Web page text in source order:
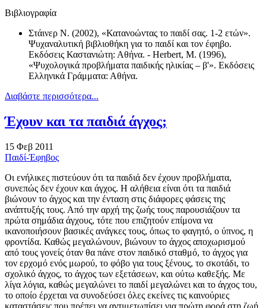
Βιβλιογραφία
Στάινερ Ν. (2002), «Κατανοώντας το παιδί σας. 1-2 ετών».
Ψυχαναλυτική βιβλιοθήκη για το παιδί και τον έφηβο.
Εκδόσεις Καστανιώτη: Αθήνα. - Herbert, M. (1996),
«Ψυχολογικά προβλήματα παιδικής ηλικίας – β'». Εκδόσεις
Ελληνικά Γράμματα: Αθήνα.
Διαβάστε περισσότερα...
Έχουν και τα παιδιά άγχος;
15 Φεβ 2011
Παιδί-Έφηβος
Οι ενήλικες πιστεύουν ότι τα παιδιά δεν έχουν προβλήματα,
συνεπώς δεν έχουν και άγχος. Η αλήθεια είναι ότι τα παιδιά
βιώνουν το άγχος και την ένταση στις διάφορες φάσεις της
ανάπτυξής τους. Από την αρχή της ζωής τους παρουσιάζουν τα
πρώτα σημάδια άγχους, τότε που επιζητούν επίμονα να
ικανοποιήσουν βασικές ανάγκες τους, όπως το φαγητό, ο ύπνος, η
φροντίδα. Καθώς μεγαλώνουν, βιώνουν το άγχος αποχωρισμού
από τους γονείς όταν θα πάνε στον παιδικό σταθμό, το άγχος για
τον ερχομό ενός μωρού, το φόβο για τους ξένους, το σκοτάδι, το
σχολικό άγχος, το άγχος των εξετάσεων, και ούτω καθεξής. Με
λίγα λόγια, καθώς μεγαλώνει το παιδί μεγαλώνει και το άγχος του,
το οποίο έρχεται να συνοδεύσει όλες εκείνες τις καινούριες
καταστάσεις που πρέπει να αντιμετωπίσει για πρώτη φορά στη ζωή